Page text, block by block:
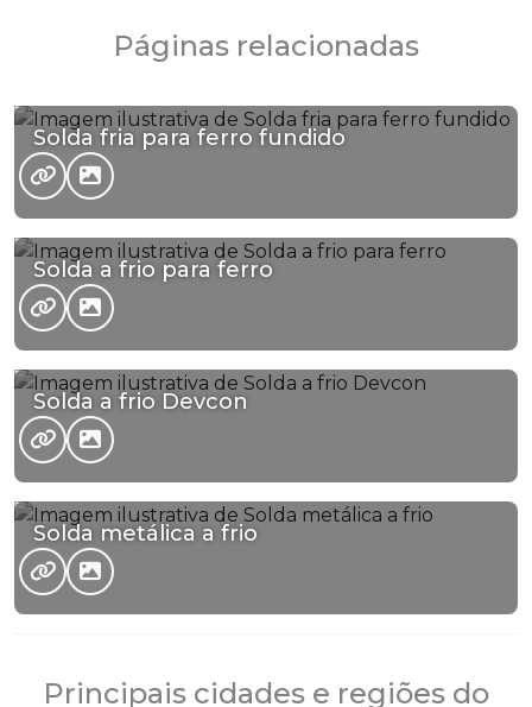
Páginas relacionadas
Solda fria para ferro fundido
Solda a frio para ferro
Solda a frio Devcon
Solda metálica a frio
Principais cidades e regiões do